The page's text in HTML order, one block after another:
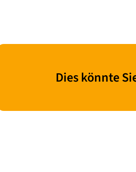
Dies könnte